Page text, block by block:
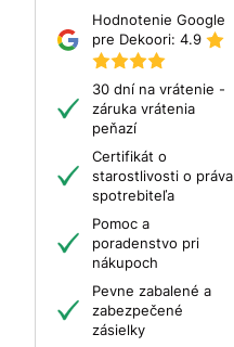
Hodnotenie Google
pre Dekoori: 4.9
30 dní na vrátenie -
záruka vrátenia
peňazí
Certifikát o
starostlivosti o práva
spotrebiteľa
Pomoc a
poradenstvo pri
nákupoch
Pevne zabalené a
zabezpečené
zásielky